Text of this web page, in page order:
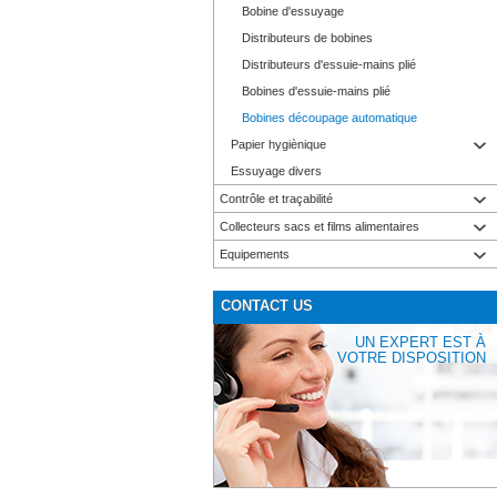
Bobine d'essuyage
Distributeurs de bobines
Distributeurs d'essuie-mains plié
Bobines d'essuie-mains plié
Bobines découpage automatique
Papier hygiènique
Essuyage divers
Contrôle et traçabilité
Collecteurs sacs et films alimentaires
Equipements
CONTACT US
UN EXPERT EST À
VOTRE DISPOSITION